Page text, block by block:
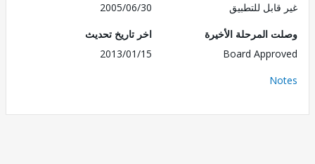
للتطبيق
2005/06/30
المرحلة الأخيرة
Board
اخر تاريخ تحديث
2013/01/15